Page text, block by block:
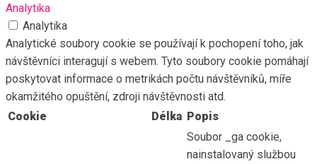
Analytika
Analytika
Analytické soubory cookie se používají k pochopení toho, jak
návštěvníci interagují s webem. Tyto soubory cookie pomáhají
poskytovat informace o metrikách počtu návštěvníků, míře
okamžitého opuštění, zdroji návštěvnosti atd.
Cookie
Délka Popis
Soubor _ga cookie,
nainstalovaný službou